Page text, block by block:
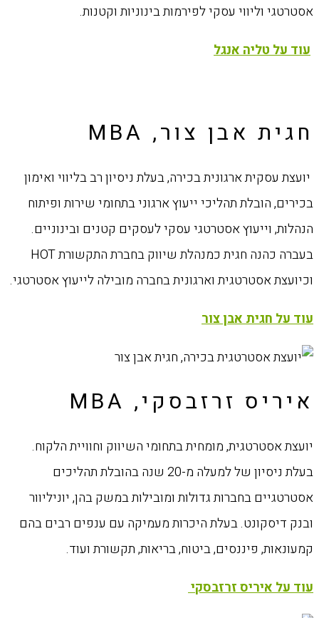
אסטרטגי וליווי עסקי לפירמות בינוניות וקטנות.
עוד על טליה אנגל
חגית אבן צור, MBA
יועצת עסקית ארגונית בכירה, בעלת ניסיון רב בליווי ואימון
בכירים, הובלת תהליכי ייעוץ ארגוני בתחומי שירות ופיתוח
הנהלות, וייעוץ אסטרטגי עסקי לעסקים קטנים ובינוניים.
בעברה כהנה חגית כמנהלת שיווק בחברת התקשורתHOT
וכיועצת אסטרטגית וארגונית בחברה מובילה לייעוץ אסטרטגי.
עוד על חגית אבן צור
איריס זרזבסקי, MBA
יועצת אסטרטגית, מומחית בתחומי השיווק וחוויית הלקוח.
בעלת ניסיון של למעלה מ-20 שנה בהובלת תהליכים
אסטרטגיים בחברות גדולות ומובילות במשק בהן, יוניליוור
ובנק דיסקונט. בעלת היכרות מעמיקה עם ענפים רבים בהם
קמעונאות, פיננסים, ביטוח, בריאות, תקשורת ועוד.
עוד על איריס זרזבסקי